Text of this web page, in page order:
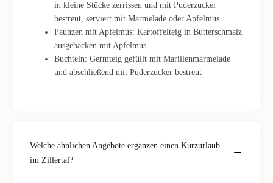
in kleine Stücke zerrissen und mit Puderzucker
bestreut, serviert mit Marmelade oder Apfelmus
Paunzen mit Apfelmus: Kartoffelteig in Butterschmalz
ausgebacken mit Apfelmus
Buchteln: Germteig gefüllt mit Marillenmarmelade
und abschließend mit Puderzucker bestreut
Welche ähnlichen Angebote ergänzen einen Kurzurlaub
im Zillertal?